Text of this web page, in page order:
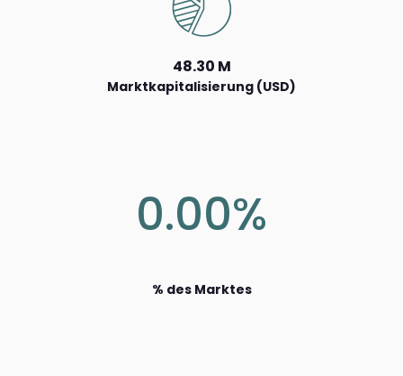
48.30 M
Marktkapitalisierung (USD)
0.00%
% des Marktes